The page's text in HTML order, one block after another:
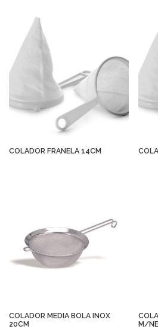
COLADOR FRANELA 14CM
COLADOR MEDIA BOLA INOX
20CM
M/